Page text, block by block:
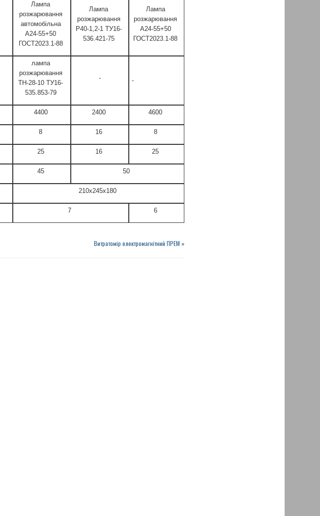
Лампа
розжарювання
автомобільна
А24-55+50
ГОСТ2023.1-88
Лампа
розжарювання
Р40-1,2-1 ТУ16-
536.421-75
Лампа
розжарювання
А24-55+50
ГОСТ2023.1-88
лампа
розжарювання
ТН-28-10 ТУ16-
535.853-79
- -
4400 2400 4600
8 16 8
25 16 25
45 50
210х245х180
7 6
Витратомір електромагнітний ПРЕМ »